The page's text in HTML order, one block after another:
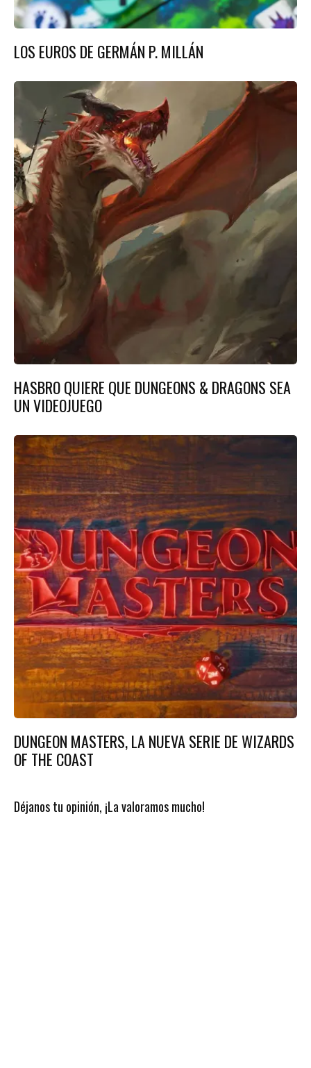
LOS EUROS DE GERMÁN P. MILLÁN
HASBRO QUIERE QUE DUNGEONS & DRAGONS SEA
UN VIDEOJUEGO
DUNGEON MASTERS, LA NUEVA SERIE DE WIZARDS
OF THE COAST
Déjanos tu opinión, ¡La valoramos mucho!